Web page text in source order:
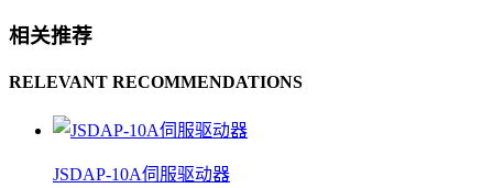
相关推荐
RELEVANT RECOMMENDATIONS
JSDAP-10A伺服驱动器